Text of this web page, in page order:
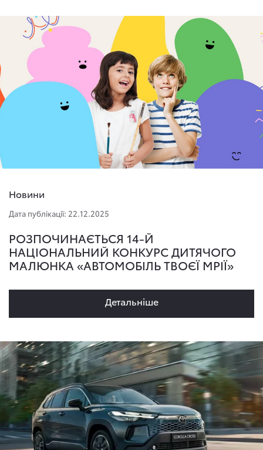
Новини
Дата публікації: 22.12.2025
РОЗПОЧИНАЄТЬСЯ 14-Й
НАЦІОНАЛЬНИЙ КОНКУРС ДИТЯЧОГО
МАЛЮНКА «АВТОМОБІЛЬ ТВОЄЇ МРІЇ»
Детальнiше